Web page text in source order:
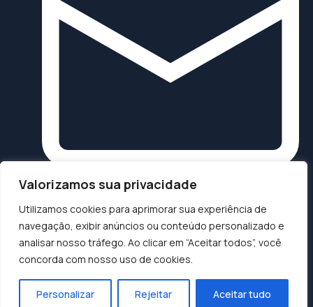
Valorizamos sua privacidade
Utilizamos cookies para aprimorar sua experiência de
navegação, exibir anúncios ou conteúdo personalizado e
analisar nosso tráfego. Ao clicar em “Aceitar todos”, você
concorda com nosso uso de cookies.
Personalizar Rejeitar Aceitar tudo
contato@binswanger.com.br
+55 (11) 94583-4227
Matriz São Paulo
Av. Pres. Juscelino Kubitschek, 1830
Torre 4 – 12º andar
Binswanger Brasil LTDA © Copyright 2026 - CRECI